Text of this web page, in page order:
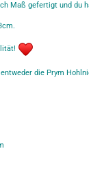
Maß gefertigt und
die Prym